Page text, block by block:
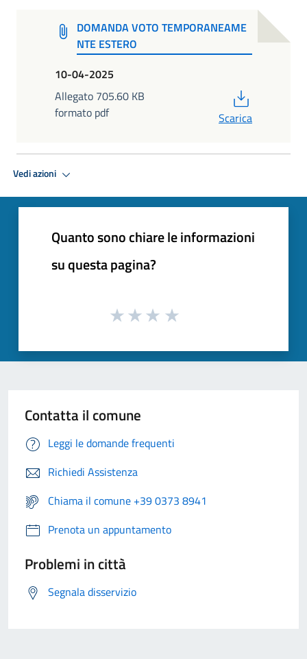
DOMANDA VOTO TEMPORANEAME
NTE ESTERO
10-04-2025
Allegato 705.60 KB
formato pdf
Scarica
Vedi azioni
Quanto sono chiare le informazioni
su questa pagina?
Contatta il comune
Leggi le domande frequenti
Richiedi Assistenza
Chiama il comune +39 0373 8941
Prenota un appuntamento
Problemi in città
Segnala disservizio